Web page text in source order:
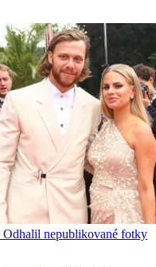
Odhalil nepublikované fotky